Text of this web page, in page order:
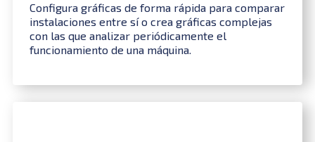
Configura gráficas de forma rápida para comparar
instalaciones entre sí o crea gráficas complejas
con las que analizar periódicamente el
funcionamiento de una máquina.